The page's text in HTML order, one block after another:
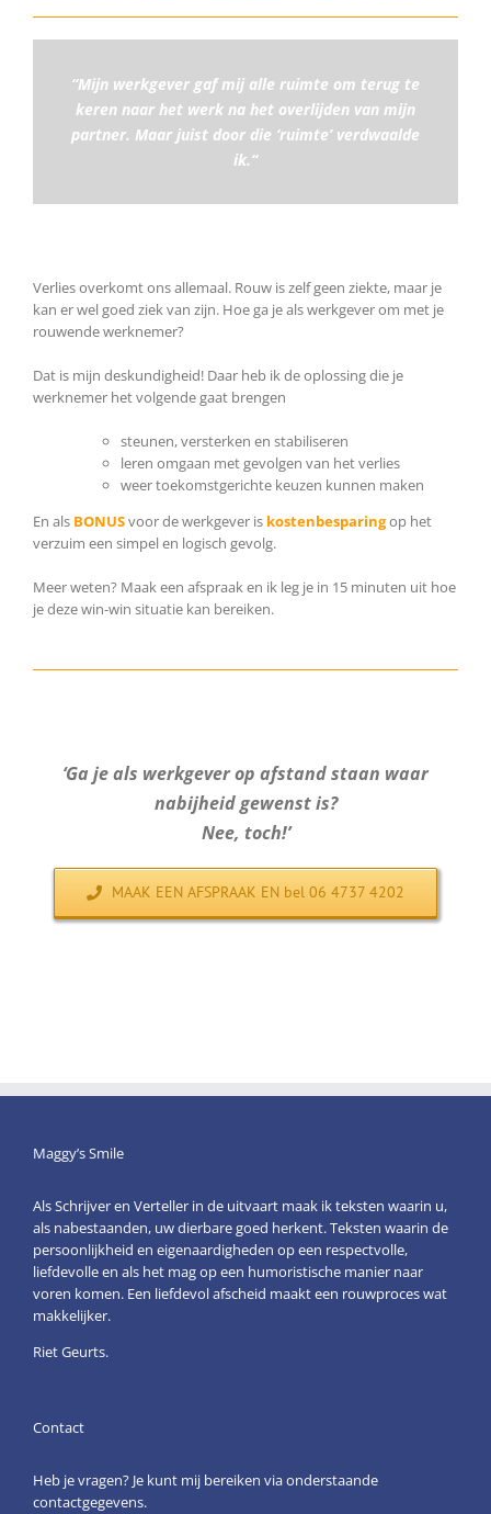
“Mijn werkgever gaf mij alle ruimte om terug te
keren naar het werk na het overlijden van mijn
partner. Maar juist door die ‘ruimte’ verdwaalde
ik.“
Verlies overkomt ons allemaal. Rouw is zelf geen ziekte, maar je
kan er wel goed ziek van zijn. Hoe ga je als werkgever om met je
rouwende werknemer?
Dat is mijn deskundigheid! Daar heb ik de oplossing die je
werknemer het volgende gaat brengen
steunen, versterken en stabiliseren
leren omgaan met gevolgen van het verlies
weer toekomstgerichte keuzen kunnen maken
En als BONUSvoor de werkgever is kostenbesparingop het
verzuim een simpel en logisch gevolg.
Meer weten? Maak een afspraak en ik leg je in 15 minuten uit hoe
je deze win-win situatie kan bereiken.
‘Ga je als werkgever op afstand staan waar
nabijheid gewenst is?
Nee, toch!’
MAAK EEN AFSPRAAK EN bel 06 4737 4202
Maggy’s Smile
Als Schrijver en Verteller in de uitvaart maak ik teksten waarin u,
als nabestaanden, uw dierbare goed herkent. Teksten waarin de
persoonlijkheid en eigenaardigheden op een respectvolle,
liefdevolle en als het mag op een humoristische manier naar
voren komen. Een liefdevol afscheid maakt een rouwproces wat
makkelijker.
Riet Geurts.
Contact
Heb je vragen? Je kunt mij bereiken via onderstaande
contactgegevens.